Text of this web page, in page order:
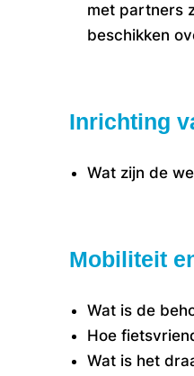
met partners
beschikken
Inrichting
Wat zijn de
Mobiliteit
Wat is de
Hoe
Wat is het